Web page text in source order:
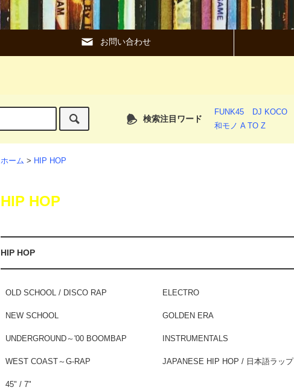
お問い合わせ
検索注目ワード
FUNK45 DJ KOCO
和モノ A TO Z
ホーム > HIP HOP
HIP HOP
HIP HOP
OLD SCHOOL / DISCO RAP ELECTRO
NEW SCHOOL GOLDEN ERA
UNDERGROUND～'00 BOOMBAP INSTRUMENTALS
WEST COAST～G-RAP JAPANESE HIP HOP / 日本語ラップ
45" / 7"